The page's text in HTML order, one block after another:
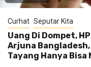
Curhat Seputar Kita
Uang Di Dompet,
Arjuna
Tayang Hanya Bisa